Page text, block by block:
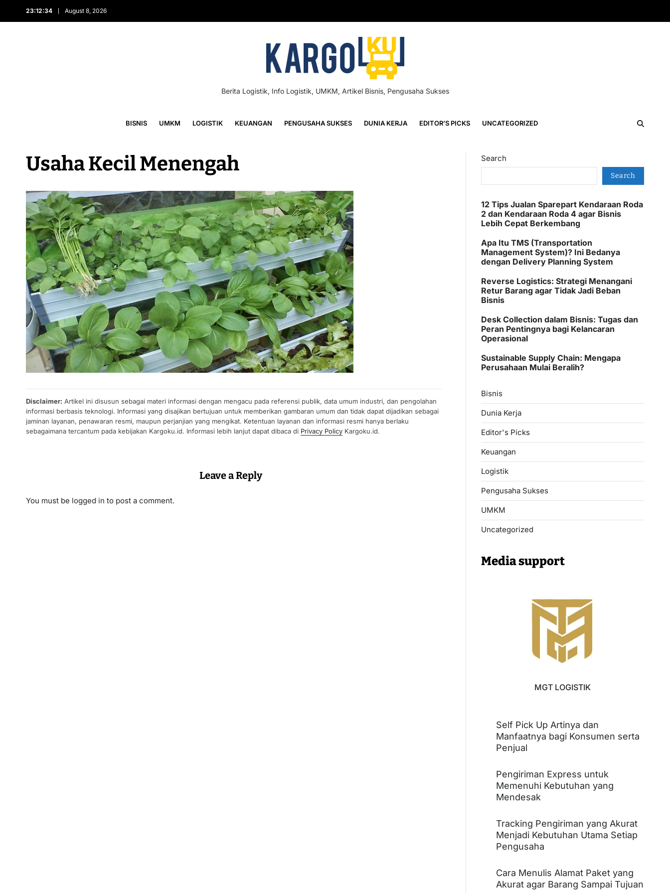
23:12:34 August 8, 2026
Berita Logistik, Info Logistik, UMKM, Artikel Bisnis, Pengusaha Sukses
BISNIS UMKM LOGISTIK KEUANGAN PENGUSAHA SUKSES DUNIA KERJA EDITOR’S PICKS UNCATEGORIZED
Usaha Kecil Menengah
Disclaimer: Artikel ini disusun sebagai materi informasi dengan mengacu pada referensi publik, data umum industri, dan pengolahan
informasi berbasis teknologi. Informasi yang disajikan bertujuan untuk memberikan gambaran umum dan tidak dapat dijadikan sebagai
jaminan layanan, penawaran resmi, maupun perjanjian yang mengikat. Ketentuan layanan dan informasi resmi hanya berlaku
sebagaimana tercantum pada kebijakan Kargoku.id. Informasi lebih lanjut dapat dibaca di Privacy Policy Kargoku.id.
Leave a Reply
You must be logged in to post a comment.
Search
Search
12 Tips Jualan Sparepart Kendaraan Roda
2 dan Kendaraan Roda 4 agar Bisnis
Lebih Cepat Berkembang
Apa Itu TMS (Transportation
Management System)? Ini Bedanya
dengan Delivery Planning System
Reverse Logistics: Strategi Menangani
Retur Barang agar Tidak Jadi Beban
Bisnis
Desk Collection dalam Bisnis: Tugas dan
Peran Pentingnya bagi Kelancaran
Operasional
Sustainable Supply Chain: Mengapa
Perusahaan Mulai Beralih?
Bisnis
Dunia Kerja
Editor's Picks
Keuangan
Logistik
Pengusaha Sukses
UMKM
Uncategorized
Media support
MGT LOGISTIK
Self Pick Up Artinya dan
Manfaatnya bagi Konsumen serta
Penjual
Pengiriman Express untuk
Memenuhi Kebutuhan yang
Mendesak
Tracking Pengiriman yang Akurat
Menjadi Kebutuhan Utama Setiap
Pengusaha
Cara Menulis Alamat Paket yang
Akurat agar Barang Sampai Tujuan